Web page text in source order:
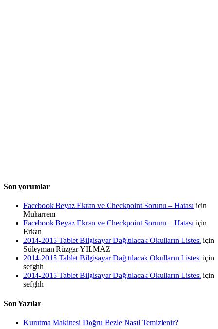
Son yorumlar
Facebook Beyaz Ekran ve Checkpoint Sorunu – Hatası için
Muharrem
Facebook Beyaz Ekran ve Checkpoint Sorunu – Hatası için
Erkan
2014-2015 Tablet Bilgisayar Dağıtılacak Okulların Listesi için
Süleyman Rüzgar YILMAZ
2014-2015 Tablet Bilgisayar Dağıtılacak Okulların Listesi için
sefghh
2014-2015 Tablet Bilgisayar Dağıtılacak Okulların Listesi için
sefghh
Son Yazılar
Kurutma Makinesi Doğru Bezle Nasıl Temizlenir?